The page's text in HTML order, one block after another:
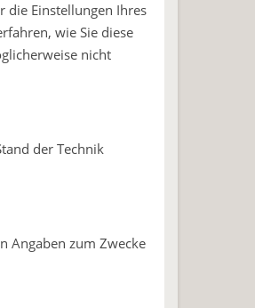
die Einstellungen Ihres
wie Sie diese
nicht
der Technik
Angaben zum Zwecke